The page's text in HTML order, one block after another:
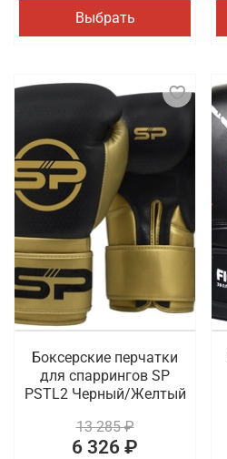
Выбрать
Боксерские перчатки
для спаррингов SP
PSTL2 Черный/Желтый
13 285 ₽
6 326 ₽